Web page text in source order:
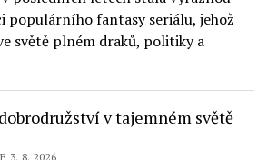
populárního fantasy seriálu, jehož
světě plném draků, politiky a
v tajemném světě
3. 8. 2026